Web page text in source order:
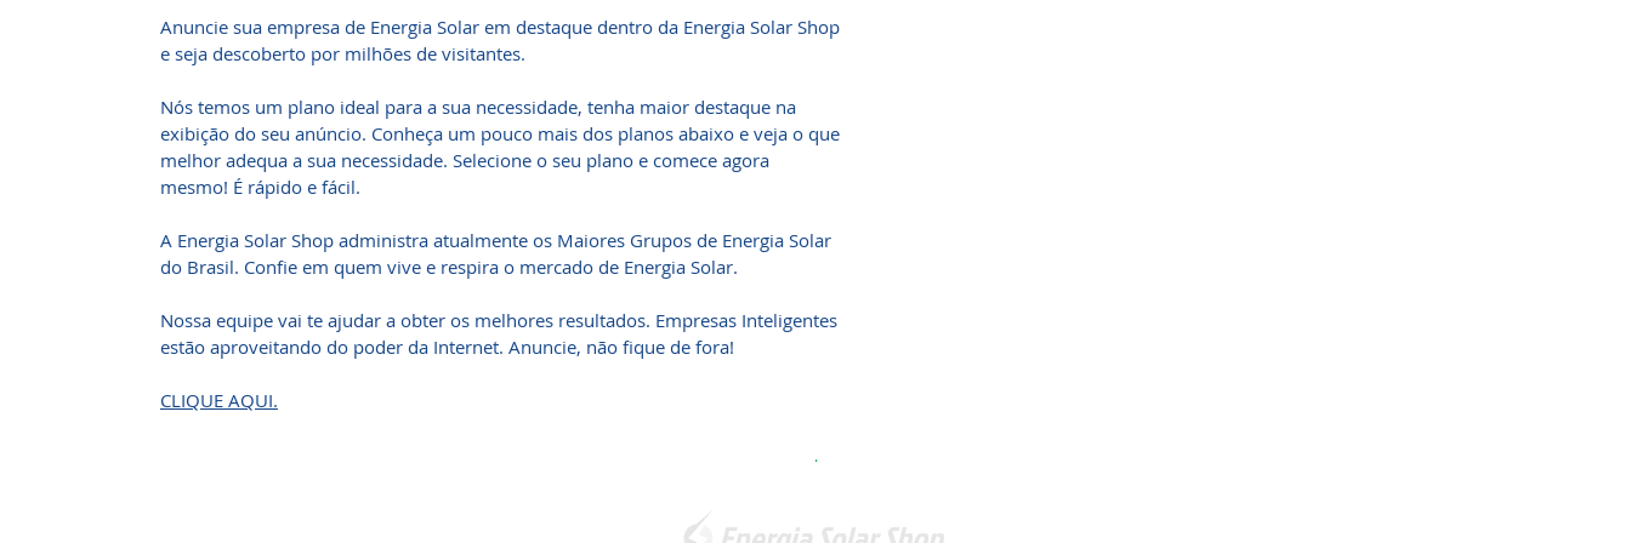
Anuncie sua empresa de Energia Solar em destaque dentro da Energia Solar Shop
e seja descoberto por milhões de visitantes.
Nós temos um plano ideal para a sua necessidade, tenha maior destaque na
exibição do seu anúncio. Conheça um pouco mais dos planos abaixo e veja o que
melhor adequa a sua necessidade. Selecione o seu plano e comece agora
mesmo! É rápido e fácil.
A Energia Solar Shop administra atualmente os Maiores Grupos de Energia Solar
do Brasil. Confie em quem vive e respira o mercado de Energia Solar.
Nossa equipe vai te ajudar a obter os melhores resultados. Empresas Inteligentes
estão aproveitando do poder da Internet. Anuncie, não fique de fora!
CLIQUE AQUI.
.